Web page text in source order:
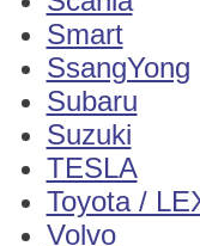
Smart
SsangYong
Subaru
Suzuki
TESLA
Toyota /
Volvo